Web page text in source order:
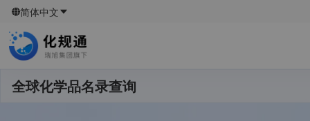
简体中文
全球化学品名录查询